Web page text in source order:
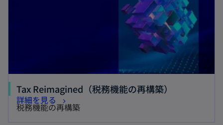
Tax Reimagined（税務機能の再構築）
税務機能の再構築
詳細を見る